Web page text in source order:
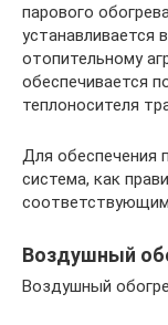
парового
устанавливается
отопительному
обеспечивается
теплоносителя
Для обеспечения
система, как
Воздушный
Воздушный